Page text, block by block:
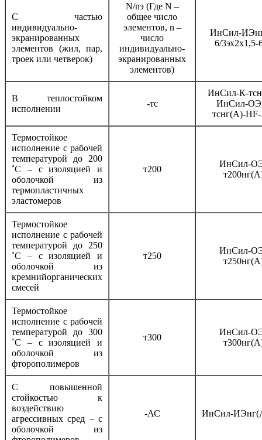
С частью
индивидуально-
экранированных
элементов (жил, пар,
троек или четверок)
N/nэ (Где N –
общее число
элементов, n –
число
индивидуально-
экранированных
элементов)
ИнСил-
6/3эх2х1,5-
В теплостойком
исполнении
-тс
ИнСил-К-
ИнСил-
тснг(А)-
Термостойкое
исполнение с рабочей
температурой до 200
˚С – с изоляцией и
оболочкой из
термопластичных
эластомеров
т200
ИнСил-
Термостойкое
исполнение с рабочей
температурой до 250
˚С – с изоляцией и
оболочкой из
кремнийорганических
смесей
т250
ИнСил-
Термостойкое
исполнение с рабочей
температурой до 300
˚С – с изоляцией и
оболочкой из
фторополимеров
т300
ИнСил-
С повышенной
стойкостью к
воздействию
агрессивных сред – с
оболочкой из
-АС ИнСил-